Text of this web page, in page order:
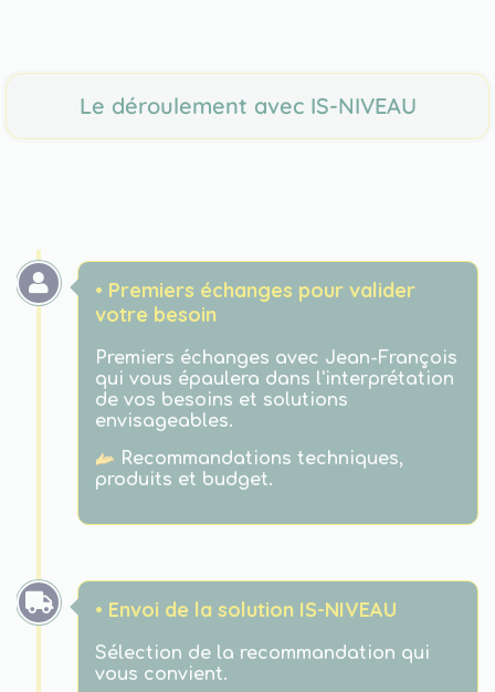
Le déroulement avec IS-NIVEAU
• Premiers échanges pour valider
votre besoin
Premiers échanges avec Jean-François
qui vous épaulera dans l'interprétation
de vos besoins et solutions
envisageables.
Recommandations techniques,
produits et budget.
• Envoi de la solution IS-NIVEAU
Sélection de la recommandation qui
vous convient.